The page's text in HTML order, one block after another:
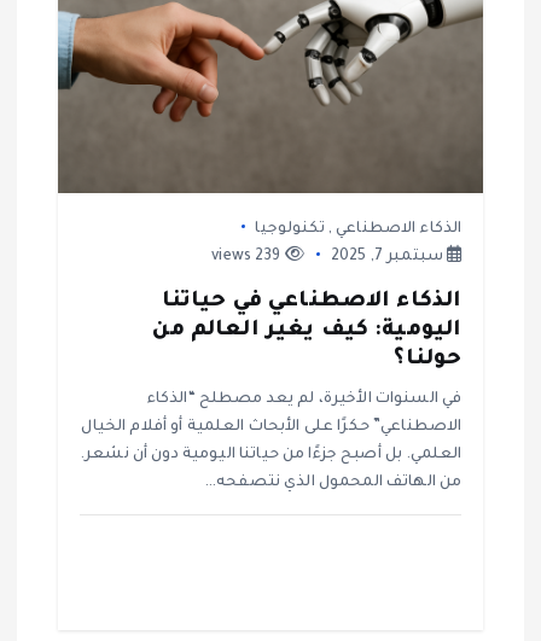
ا
تالذكاء الاصطناعي , تكنولوجيا
سبتمبر 7, 2025
الذكاء الاصطناعي في حياتنا
اليومية: كيف يغير العالم من
حولنا؟
في السنوات الأخيرة، لم يعد مصطلح “الذكاء
الاصطناعي” حكرًا على الأبحاث العلمية أو أفلام الخيال
العلمي. بل أصبح جزءًا من حياتنا اليومية دون أن نشعر.
من الهاتف المحمول الذي نتصفحه…